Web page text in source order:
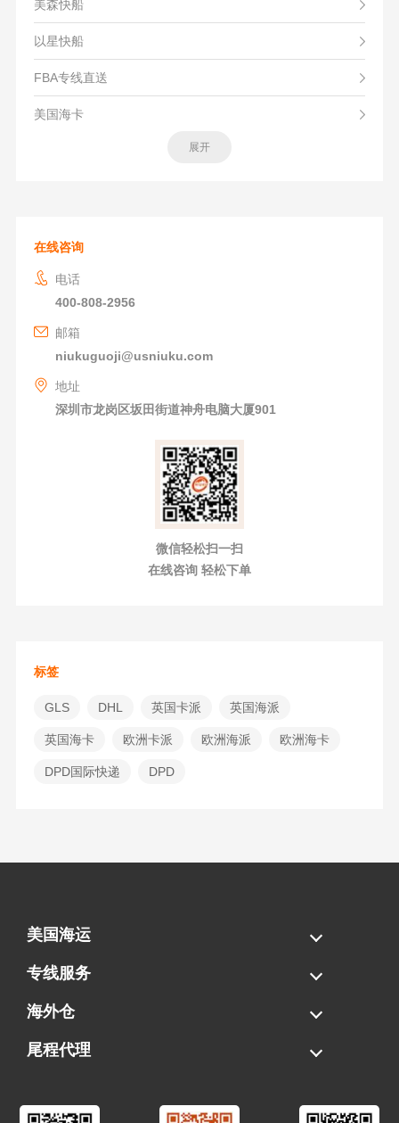
美森快船
以星快船
FBA专线直送
美国海卡
展开
在线咨询
电话
400-808-2956
邮箱
niukuguoji@usniuku.com
地址
深圳市龙岗区坂田街道神舟电脑大厦901
微信轻松扫一扫
在线咨询 轻松下单
标签
GLS DHL 英国卡派 英国海派
英国海卡 欧洲卡派 欧洲海派 欧洲海卡
DPD国际快递 DPD
美国海运
海运拼柜
海运整柜
美国海卡
加拿大海运
专线服务
FBA专线直送
超大件专线
AWD专线
电池专线
海外仓
一件代发
FBA中转
贴标换标
拆柜/存储
尾程代理